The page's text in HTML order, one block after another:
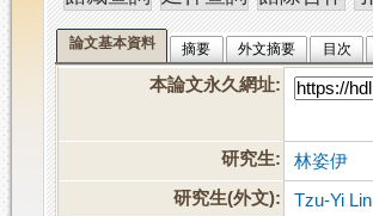
論文基本資料 摘要 外文摘要 目次
本論文永久網址:
研究生:
林姿伊
研究生(外文):
Tzu-Yi Lin